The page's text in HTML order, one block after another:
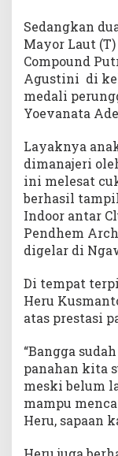
Sedangkan
Mayor Laut
Compound
Agustini di
medali
Yoevanata
Layaknya
dimanajeri
ini melesat
berhasil
Indoor antar
Pendhem
digelar di
Di tempat
Heru
atas prestasi
“Bangga
panahan kita
meski belum
mampu
Heru, sapaan